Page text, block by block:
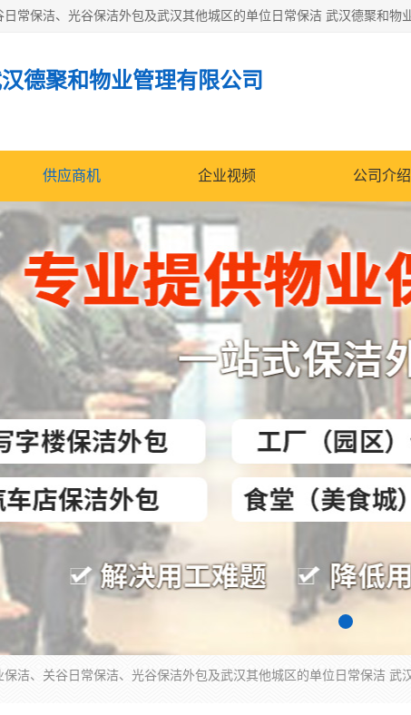
德聚和物业管理有限公司
供应商机 企业视频 公司介绍